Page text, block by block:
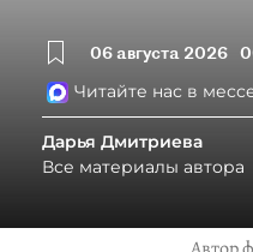
06 августа 2026
Читайте нас в
Дарья Дмитриева
Все материалы автора